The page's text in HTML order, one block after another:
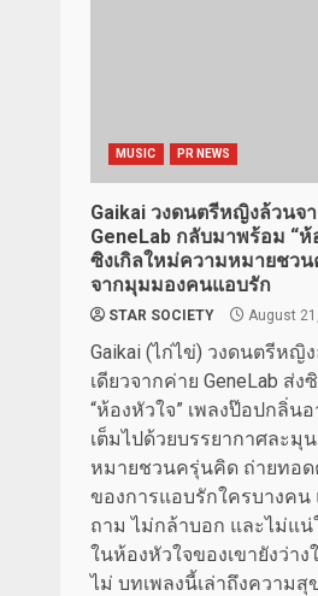
MUSIC PR NEWS
Gaikai วงดนตรีหญิงล้วนจ
GeneLab กลับมาพร้อม “ห้
ซิงเกิลใหม่ความหมายชว
จากมุมมองคนแอบรัก
STAR SOCIETY August
Gaikai (ไก่ไข่) วงดนตรีหญิ
เดียวจากค่าย GeneLab ส่ง
“ห้องหัวใจ” เพลงป๊อปกลิ่น
เต็มไปด้วยบรรยากาศละมุ
หมายชวนครุ่นคิด ถ่ายทอด
ของการแอบรักใครบางคน
ถาม ไม่กล้าบอก และไม่แน่
ในห้องหัวใจของเขายังว่าง
ไม่ บทเพลงนี้เล่าถึงความสุ